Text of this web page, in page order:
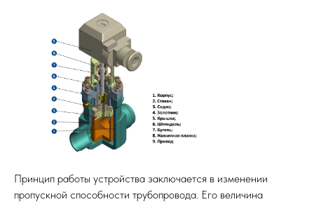
Принцип работы устройства заключается в изменении
пропускной способности трубопровода. Его величина